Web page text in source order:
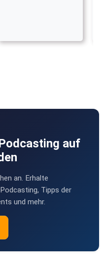
auf
an. Erhalte
Tipps der
und mehr.